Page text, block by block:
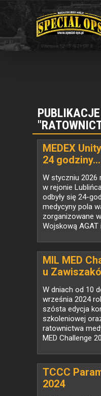
MEDEX
24 godziny...
W styczniu 2026
w rejonie
odbyły się 24-
medycyny pola
zorganizowane
Wojskową AGAT
MIL MED
u
W dniach od 10
września 2024
szósta edycja
szkoleniowej
ratownictwa
MED Challenge
TCCC
2024